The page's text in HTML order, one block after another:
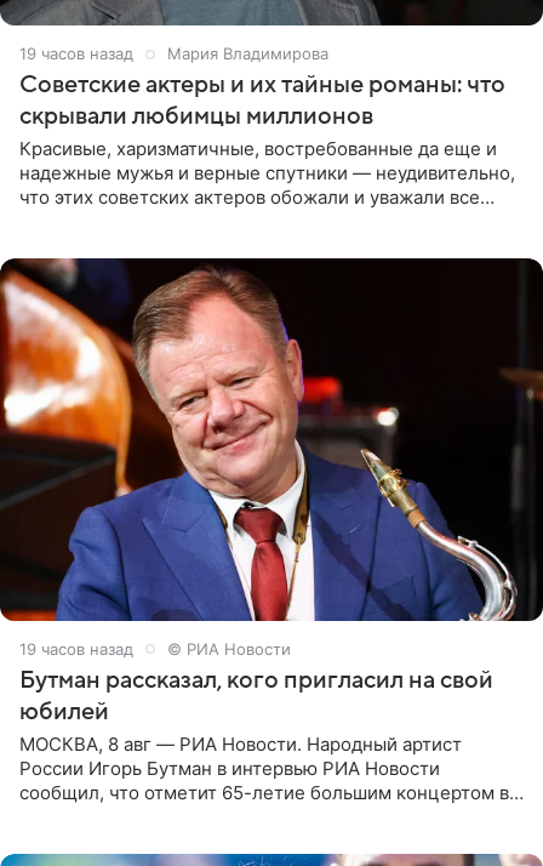
19 часов назад Мария Владимирова
Советские актеры и их тайные романы: что
скрывали любимцы миллионов
Красивые, харизматичные, востребованные да еще и
надежные мужья и верные спутники — неудивительно,
что этих советских актеров обожали и уважали все
19 часов назад © РИА Новости
Бутман рассказал, кого пригласил на свой
юбилей
МОСКВА, 8 авг — РИА Новости. Народный артист
России Игорь Бутман в интервью РИА Новости
сообщил, что отметит 65-летие большим концертом в